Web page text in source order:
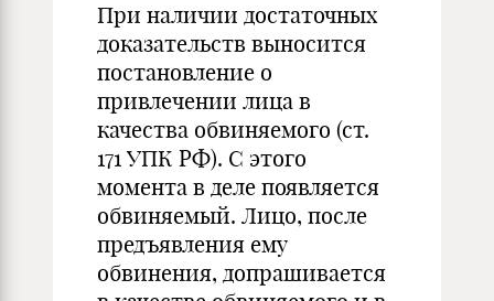
При наличии достаточных
доказательств выносится
постановление о
привлечении лица в
качества обвиняемого (ст.
171 УПК РФ). С этого
момента в деле появляется
обвиняемый. Лицо, после
предъявления ему
обвинения, допрашивается